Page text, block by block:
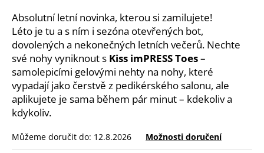
Absolutní letní novinka, kterou si zamilujete!
Léto je tu a s ním i sezóna otevřených bot,
dovolených a nekonečných letních večerů. Nechte
své nohy vyniknout s Kiss imPRESS Toes–
samolepicími gelovými nehty na nohy, které
vypadají jako čerstvě z pedikérského salonu, ale
aplikujete je sama během pár minut – kdekoliv a
kdykoliv.
Můžeme doručit do: 12.8.2026 Možnosti doručení
HLEDAT
D
o
p
o
r
u